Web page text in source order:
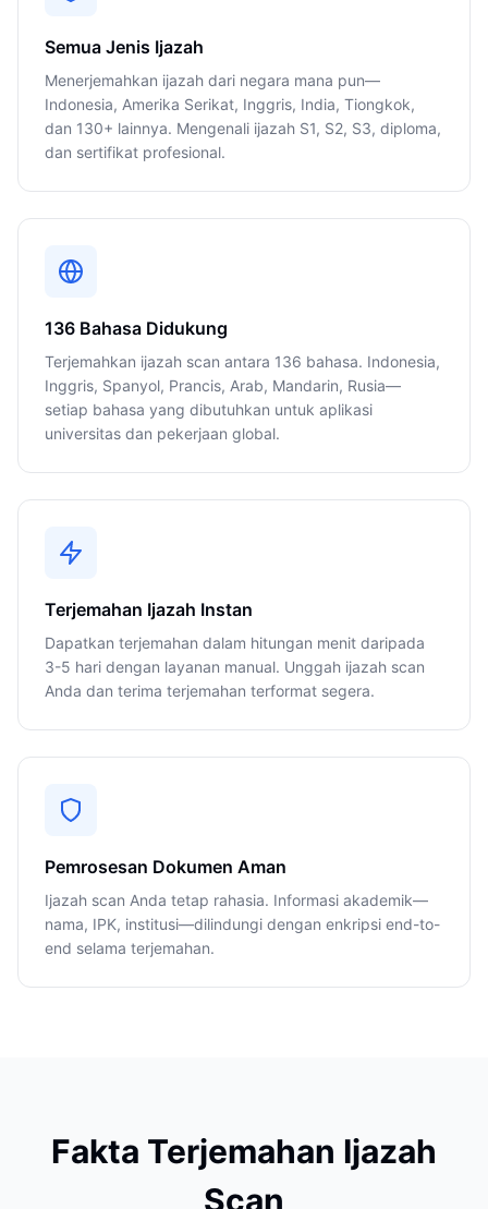
Semua Jenis Ijazah
Menerjemahkan ijazah dari negara mana pun—
Indonesia, Amerika Serikat, Inggris, India, Tiongkok,
dan 130+ lainnya. Mengenali ijazah S1, S2, S3, diploma,
dan sertifikat profesional.
136 Bahasa Didukung
Terjemahkan ijazah scan antara 136 bahasa. Indonesia,
Inggris, Spanyol, Prancis, Arab, Mandarin, Rusia—
setiap bahasa yang dibutuhkan untuk aplikasi
universitas dan pekerjaan global.
Terjemahan Ijazah Instan
Dapatkan terjemahan dalam hitungan menit daripada
3-5 hari dengan layanan manual. Unggah ijazah scan
Anda dan terima terjemahan terformat segera.
Pemrosesan Dokumen Aman
Ijazah scan Anda tetap rahasia. Informasi akademik—
nama, IPK, institusi—dilindungi dengan enkripsi end-to-
end selama terjemahan.
Fakta Terjemahan Ijazah
Scan